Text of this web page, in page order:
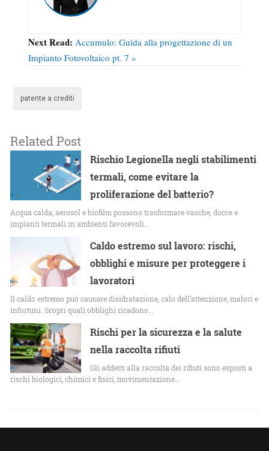
Next Read: Accumulo: Guida alla progettazione di un
Impianto Fotovoltaico pt. 7 »
patente a crediti
Related Post
Rischio Legionella negli stabilimenti
termali, come evitare la
proliferazione del batterio?
Acqua calda, aerosol e biofilm possono trasformare vasche, docce e
impianti termali in ambienti favorevoli…
Caldo estremo sul lavoro: rischi,
obblighi e misure per proteggere i
lavoratori
Il caldo estremo può causare disidratazione, calo dell’attenzione, malori e
infortuni. Scopri quali obblighi ricadono…
Rischi per la sicurezza e la salute
nella raccolta rifiuti
Gli addetti alla raccolta dei rifiuti sono esposti a
rischi biologici, chimici e fisici, movimentazione…